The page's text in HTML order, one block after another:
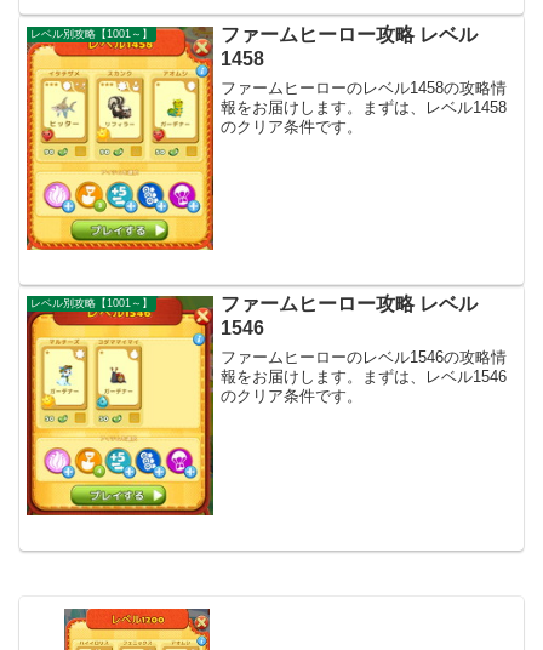
レベル別攻略【1001～】
ファームヒーロー攻略 レベル
1458
ファームヒーローのレベル1458の攻略情
報をお届けします。まずは、レベル1458
のクリア条件です。
レベル別攻略【1001～】
ファームヒーロー攻略 レベル
1546
ファームヒーローのレベル1546の攻略情
報をお届けします。まずは、レベル1546
のクリア条件です。